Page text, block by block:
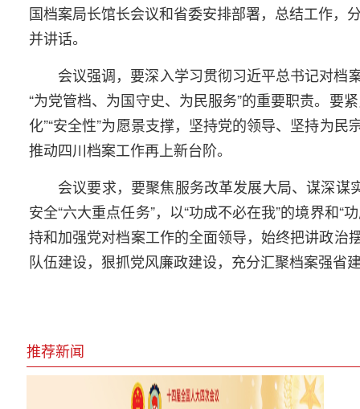
国档案局长馆长会议和省委安排部署，总结工作，
并讲话。
会议强调，要深入学习贯彻习近平总书记对档
“为党管档、为国守史、为民服务”的重要职责。要
化”“安全性”为愿景支撑，坚持党的领导、坚持为
推动四川档案工作再上新台阶。
会议要求，要聚焦服务改革发展大局、谋深谋
安全“六大重点任务”，以“功成不必在我”的境界和
持和加强党对档案工作的全面领导，始终把讲政治
队伍建设，狠抓党风廉政建设，充分汇聚档案强省
推荐新闻